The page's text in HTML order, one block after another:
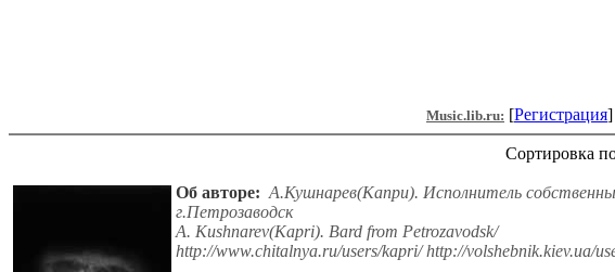
Music.lib.ru: [Регистрация
Сортировка
Об авторе: А.Кушнарев(Капри). Исполнитель
г.Петрозаводск
A. Kushnarev(Kapri). Bard from Petrozavodsk/
http://www.chitalnya.ru/users/kapri/ http://volshebnik.kiev.ua/